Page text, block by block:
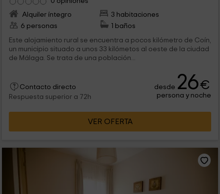
Alquiler íntegro
3 habitaciones
6 personas
1 baños
Este alojamiento rural se encuentra a pocos kilómetro de Coín,
un municipio situado a unos 33 kilómetos al oeste de la ciudad
de Málaga. Se trata de una población...
Contacto directo
Respuesta superior a 72h
desde 26€
persona y noche
VER OFERTA